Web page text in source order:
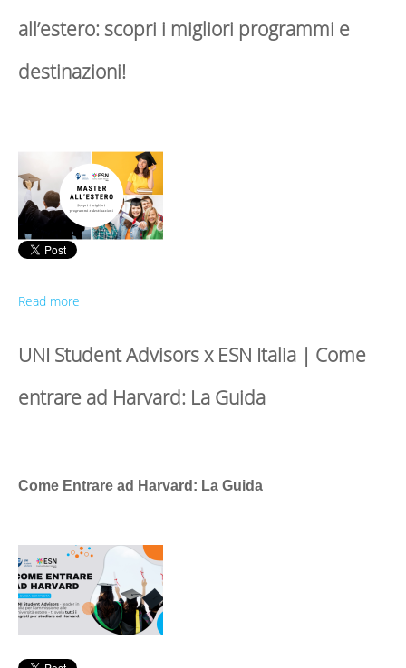
all’estero: scopri i migliori programmi e
destinazioni!
Read more
UNI Student Advisors x ESN Italia | Come
entrare ad Harvard: La Guida
Come Entrare ad Harvard: La Guida